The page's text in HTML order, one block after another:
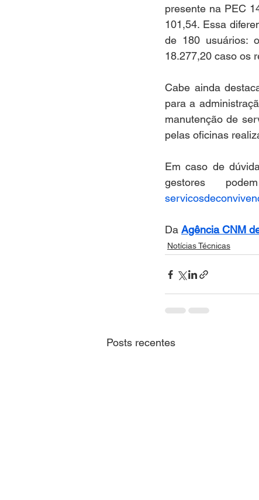
presente na PEC
101,54. Essa
de 180 usuários:
18.277,20 caso os
Cabe ainda
para a
manutenção de
pelas oficinas
Em caso de
Da Agência CNM
Notícias Técnicas
Posts recentes